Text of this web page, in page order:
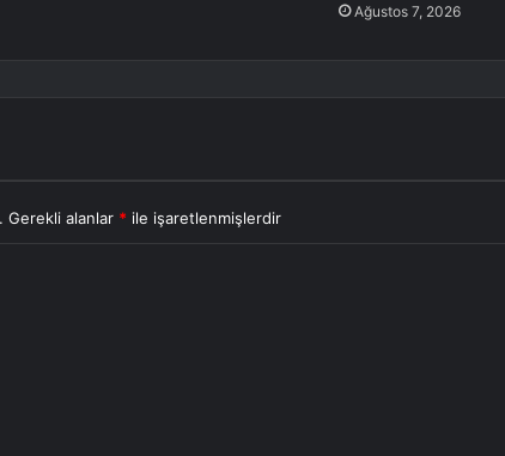
Ağustos 7, 2026
Gerekli alanlar * ile işaretlenmişlerdir